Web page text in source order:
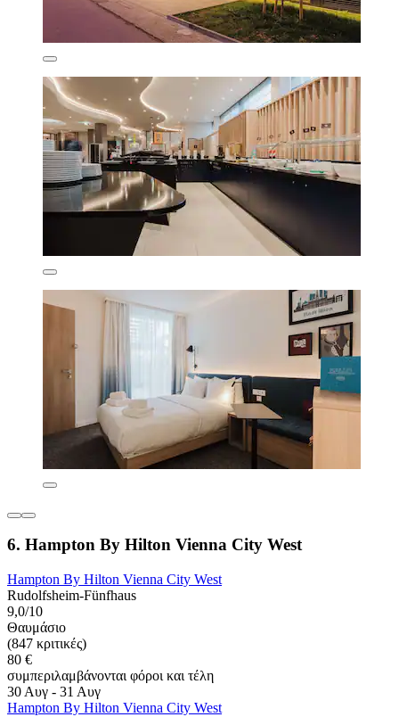
6. Hampton By Hilton Vienna City West
Hampton By Hilton Vienna City West
Rudolfsheim-Fünfhaus
9,0/10
Θαυμάσιο
(847 κριτικές)
80 €
συμπεριλαμβάνονται φόροι και τέλη
30 Αυγ - 31 Αυγ
Hampton By Hilton Vienna City West